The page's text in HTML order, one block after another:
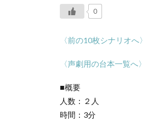
0
〈前の10枚シナリオへ〉
〈声劇用の台本一覧へ〉
■概要
人数：２人
時間：3分